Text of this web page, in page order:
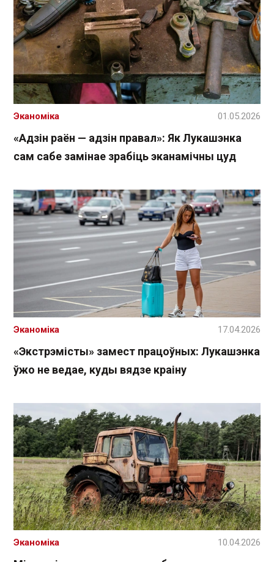
«Адзін раён — адзін правал»: Як Лукашэнка
сам сабе замінае зрабіць эканамічны цуд
Эканоміка 01.05.2026
«Экстрэмісты» замест працоўных: Лукашэнка
ўжо не ведае, куды вядзе краіну
Эканоміка 17.04.2026
Эканоміка 10.04.2026